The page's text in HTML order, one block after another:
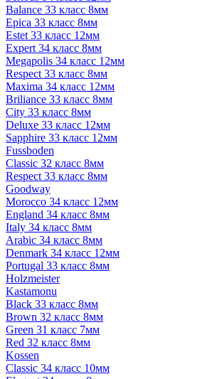
Balance 33 класс 8мм
Epica 33 класс 8мм
Estet 33 класс 12мм
Expert 34 класс 8мм
Megapolis 34 класс 12мм
Respect 33 класс 8мм
Maxima 34 класс 12мм
Briliance 33 класс 8мм
City 33 класс 8мм
Deluxe 33 класс 12мм
Sapphire 33 класс 12мм
Fussboden
Classic 32 класс 8мм
Respect 33 класс 8мм
Goodway
Morocco 34 класс 12мм
England 34 класс 8мм
Italy 34 класс 8мм
Arabic 34 класс 8мм
Denmark 34 класс 12мм
Portugal 33 класс 8мм
Holzmeister
Kastamonu
Black 33 класс 8мм
Brown 32 класс 8мм
Green 31 класс 7мм
Red 32 класс 8мм
Kossen
Classic 34 класс 10мм